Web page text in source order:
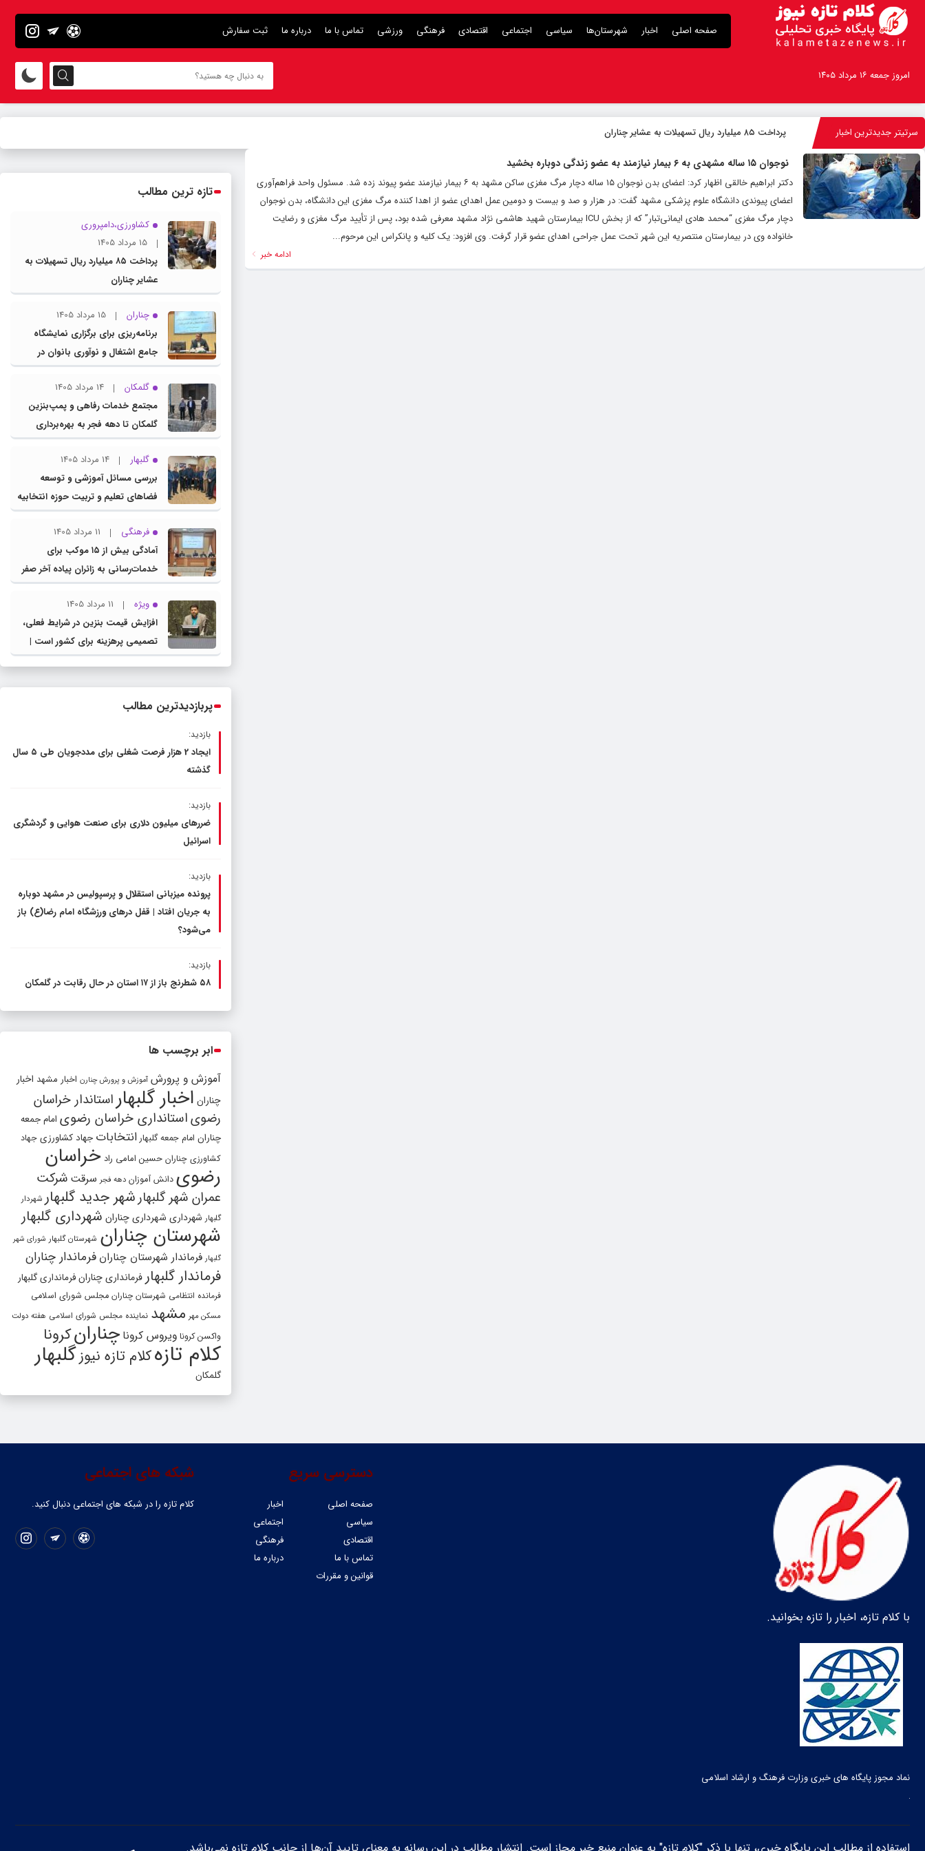
صفحه اصلی اخبار شهرستان‌ها سیاسی اجتماعی اقتصادی فرهنگی ورزشی تماس با ما درباره ما ثبت سفارش
امروز جمعه ۱۶ مرداد ۱۴۰۵
سرتیتر جدیدترین اخبار پرداخت ۸۵ میلیارد ریال تسهیلات به عشایر چناران
نوجوان ۱۵ ساله مشهدی به ۶ بیمار نیازمند به عضو زندگی دوباره بخشید
دکتر ابراهیم خالقی اظهار کرد: اعضای بدن نوجوان ۱۵ ساله دچار مرگ مغزی ساکن مشهد به ۶ بیمار نیازمند عضو پیوند زده شد. مسئول واحد فراهم‌آوری
اعضای پیوندی دانشگاه علوم پزشکی مشهد گفت: در هزار و صد و بیست و دومین عمل اهدای عضو از اهدا کننده مرگ مغزی این دانشگاه، بدن نوجوان
دچار مرگ مغزی “محمد هادی ایمانی‌تبار” که از بخش ICU بیمارستان شهید هاشمی نژاد مشهد معرفی شده بود، پس از تأیید مرگ مغزی و رضایت
خانواده‌ وی در بیمارستان منتصریه این شهر تحت عمل جراحی اهدای عضو قرار گرفت. وی افزود: یک کلیه و پانکراس این مرحوم...
ادامه خبر
تازه ترین مطالب
کشاورزی،دامپروری
15 مرداد 1405
پرداخت ۸۵ میلیارد ریال تسهیلات به
عشایر چناران
چناران
15 مرداد 1405
برنامه‌ریزی برای برگزاری نمایشگاه
جامع اشتغال و نوآوری بانوان در
چناران
گلمکان
14 مرداد 1405
مجتمع خدمات رفاهی و پمپ‌بنزین
گلمکان تا دهه فجر به بهره‌برداری
می‌رسد
گلبهار
14 مرداد 1405
بررسی مسائل آموزشی و توسعه
فضاهای تعلیم و تربیت حوزه انتخابیه
در نشست مشترک عضو کمیسیون
آموزش مجلس با مدیرکل آموزش و
پرورش خراسان رضوی
فرهنگی
11 مرداد 1405
آمادگی بیش از ۱۵ موکب برای
خدمات‌رسانی به زائران پیاده آخر صفر
در شهرستان چناران
ویژه
11 مرداد 1405
افزایش قیمت بنزین در شرایط فعلی،
تصمیمی پرهزینه برای کشور است |
دولت، قاچاق سوخت و عوامل اصلی
پربازدیدترین مطالب
بازدید:
ایجاد 2 هزار فرصت شغلی برای مددجویان طی ۵ سال
گذشته
بازدید:
ضررهای میلیون دلاری برای صنعت هوایی و گردشگری
اسرائیل
بازدید:
پرونده میزبانی استقلال و پرسپولیس در مشهد دوباره
به جریان افتاد | قفل در‌های ورزشگاه امام رضا(ع) باز
می‌شود؟
بازدید:
۵۸ شطرنج‌ باز از ۱۷ استان در حال رقابت در گلمکان
ابر برچسب ها
آموزش و پرورش آموزش و پرورش چنارن اخبار مشهد اخبار
چناران اخبار گلبهار استاندار خراسان
رضویاستانداری خراسان رضوی امام جمعه
چناران امام جمعه گلبهار انتخابات جهاد کشاورزی جهاد
کشاورزی چناران حسین امامی راد خراسان
رضوی دانش آموزان دهه فجر سرقت شرکت
عمران شهر گلبهارشهر جدید گلبهار شهردار
گلبهار شهرداری شهرداری چناران شهرداری گلبهار
شهرستان چناران شهرستان گلبهار شورای شهر
گلبهار فرماندار شهرستان چناران فرماندار چناران
فرماندار گلبهار فرمانداری چنارانفرمانداری گلبهار
فرمانده انتظامی شهرستان چناران مجلس شورای اسلامی
مسکن مهر مشهد نماینده مجلس شورای اسلامی هفته دولت
واکسن کرونا ویروس کرونا چنارانکرونا
کلام تازهکلام تازه نیوزگلبهار
گلمکان
با کلام تازه، اخبار را تازه بخوانید.
نماد مجوز پایگاه های خبری وزارت فرهنگ و ارشاد اسلامی
شبکه های اجتماعی
کلام تازه را در شبکه ‌های اجتماعی دنبال کنید.
دسترسی سریع
صفحه اصلی
اخبار
سیاسی
اجتماعی
اقتصادی
فرهنگی
تماس با ما
درباره ما
قوانین و مقررات